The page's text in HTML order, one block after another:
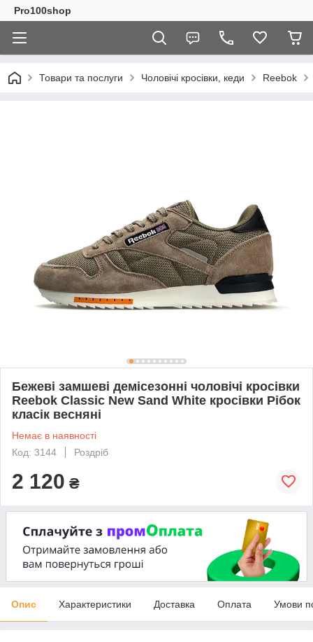
Pro100shop
Товари та послуги Чоловічі кросівки, кеди Reebok
Бежеві замшеві демісезонні чоловічі кросівки
Reebok Classic New Sand White кросівки Рібок
класік весняні
Немає в наявності
Код: 3144
Роздріб
2 120 ₴
Опис Характеристики Доставка Оплата Умови